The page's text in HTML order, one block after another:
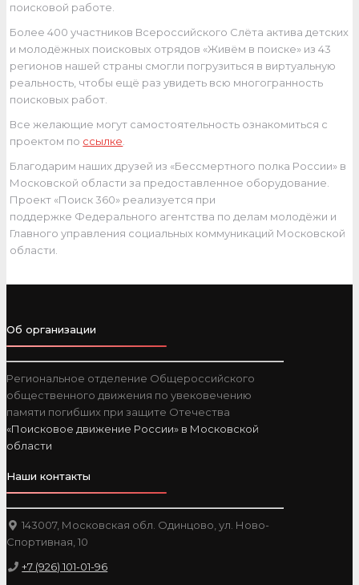
поисковой работе.
Более 400 участников Всероссийского Слёта актива детских
и молодёжных поисковых отрядов «Живём в поиске» из 43
регионов нашей страны смогли погрузиться в виртуальную
реальность, чтобы ещё раз увидеть всю многогранность
поисковых работ.
Все желающие могут самостоятельность ознакомиться с
проектом по ссылке
Благодарим наших друзей из «Бессмертного полка России» в
Московской области за предоставленное оборудование.
Проект «Поиск 360» реализуется при
поддержке Федерального агентства по делам молодёжи и
Главного управления социальных коммуникаций Московской
области.
Об организации
Региональное отделение Общероссийского
общественного движения по увековечению
памяти погибших при защите Отечества
«Поисковое движение России» в Московской
области
Наши контакты
143007, Московская обл. Одинцово, ул. Ново-
Спортивная, 10
+7 (926) 101-01-96